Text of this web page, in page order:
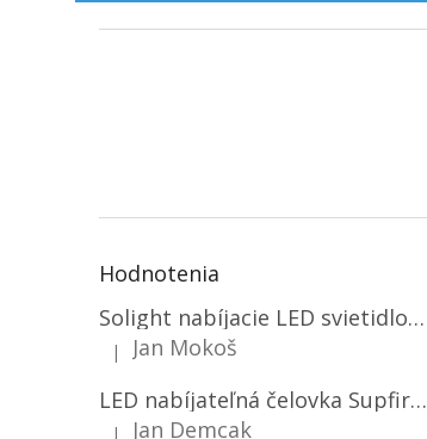
Hodnotenia
Solight nabíjacie LED svietidlo, 600lm, 2200mAh Li-Ion, USB nabíjanie [WN22]
Hodnotenie produktu je 5 z 5 hviezdičiek.
|
Jan Mokoš
LED nabíjateľná čelovka Supfire HL06, 3 módy + SOS + senzor, nabíjanie cez Micro-USB, 5W, 500lm, 300m
| Jan Demcak